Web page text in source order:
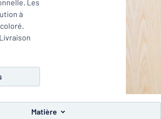
en aluminium
plaques
Panneaux
Les
à
Matière